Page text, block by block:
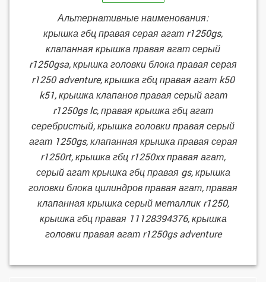
Альтернативные наименования:
крышка гбц правая серая агат r1250gs,
клапанная крышка правая агат серый
r1250gsa, крышка головки блока правая серая
r1250 adventure, крышка гбц правая агат k50
k51, крышка клапанов правая серый агат
r1250gs lc, правая крышка гбц агат
серебристый, крышка головки правая серый
агат 1250gs, клапанная крышка правая серая
r1250rt, крышка гбц r1250xx правая агат,
серый агат крышка гбц правая gs, крышка
головки блока цилиндров правая агат, правая
клапанная крышка серый металлик r1250,
крышка гбц правая 11128394376, крышка
головки правая агат r1250gs adventure